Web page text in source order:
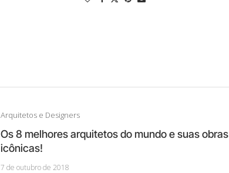
Arquitetos e Designers
Os 8 melhores arquitetos do mundo e suas obras
icônicas!
7 de outubro de 2018